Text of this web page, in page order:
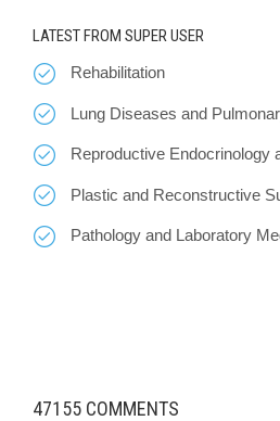
LATEST FROM SUPER USER
Rehabilitation
Lung Diseases and
Reproductive Endocrinology
Plastic and Reconstructive
Pathology and Laboratory
47155 COMMENTS